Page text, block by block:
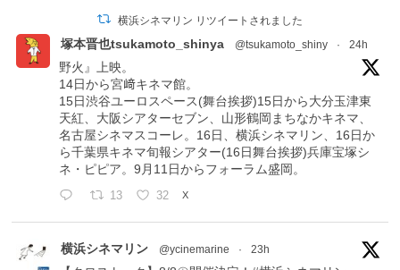
横浜シネマリン リツイートされました
塚本晋也tsukamoto_shinya @tsukamoto_shiny · 24h
野火』上映。
14日から宮﨑キネマ館。
15日渋谷ユーロスペース(舞台挨拶)15日から大分玉津東
天紅、大阪シアターセブン、山形鶴岡まちなかキネマ、
名古屋シネマスコーレ。16日、横浜シネマリン、16日か
ら千葉県キネマ旬報シアター(16日舞台挨拶)兵庫宝塚シ
ネ・ピピア。9月11日からフォーラム盛岡。
13 32 X
横浜シネマリン @ycinemarine · 23h